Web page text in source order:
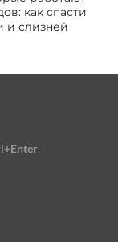
как спасти
и слизней
.